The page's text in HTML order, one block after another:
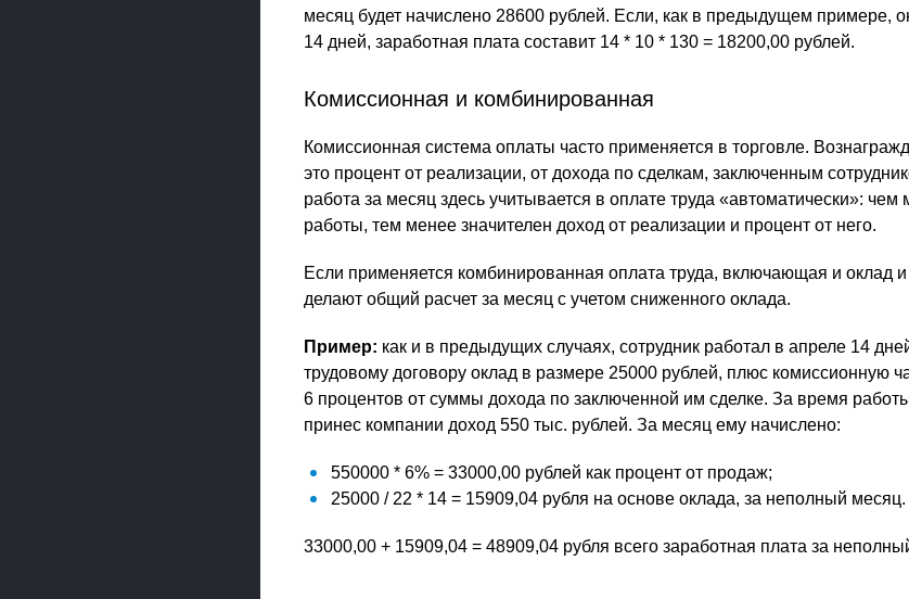
месяц будет начислено 28600 рублей. Если, как в предыдущем примере,
14 дней, заработная плата составит 14 * 10 * 130 = 18200,00 рублей.
Комиссионная и комбинированная
Комиссионная система оплаты часто применяется в торговле.
это процент от реализации, от дохода по сделкам, заключенным
работа за месяц здесь учитывается в оплате труда «автоматически»:
работы, тем менее значителен доход от реализации и процент от него.
Если применяется комбинированная оплата труда, включающая и оклад и
делают общий расчет за месяц с учетом сниженного оклада.
Пример: как и в предыдущих случаях, сотрудник работал в апреле 14
трудовому договору оклад в размере 25000 рублей, плюс комиссионную
6 процентов от суммы дохода по заключенной им сделке. За время
принес компании доход 550 тыс. рублей. За месяц ему начислено:
550000 * 6% = 33000,00 рублей как процент от продаж;
25000 / 22 * 14 = 15909,04 рубля на основе оклада, за неполный месяц.
33000,00 + 15909,04 = 48909,04 рубля всего заработная плата за